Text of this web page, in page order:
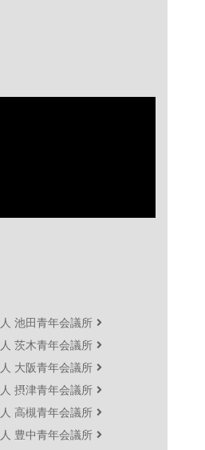
池田青年会議所
茨木青年会議所
大阪青年会議所
摂津青年会議所
高槻青年会議所
豊中青年会議所